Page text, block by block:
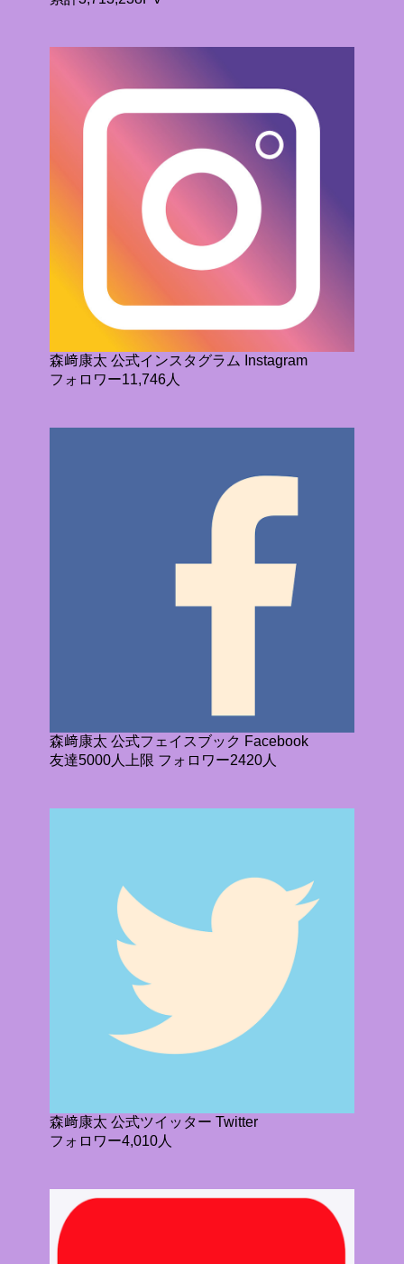
森﨑康太 公式インスタグラム Instagram
フォロワー11,746人
森﨑康太 公式フェイスブック Facebook
友達5000人上限 フォロワー2420人
森﨑康太 公式ツイッター Twitter
フォロワー4,010人